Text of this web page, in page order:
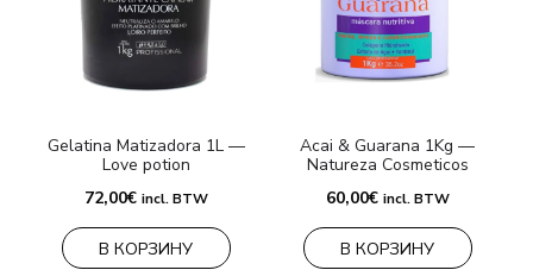
Gelatina Matizadora 1L —
Love potion
72,00€ incl. BTW
В КОРЗИНУ
Acai & Guarana 1Kg —
Natureza Cosmeticos
60,00€ incl. BTW
В КОРЗИНУ